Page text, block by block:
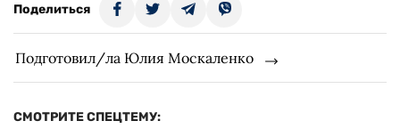
Поделиться
Подготовил/ла Юлия Москаленко
СМОТРИТЕ СПЕЦТЕМУ: